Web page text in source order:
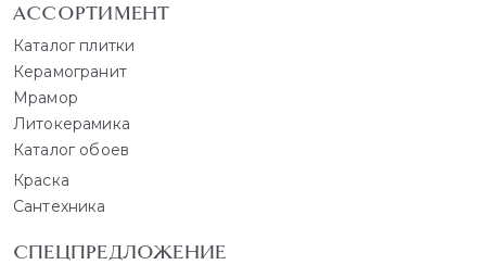
АССОРТИМЕНТ
Каталог плитки
Керамогранит
Мрамор
Литокерамика
Каталог обоев
Краска
Сантехника
СПЕЦПРЕДЛОЖЕНИЕ